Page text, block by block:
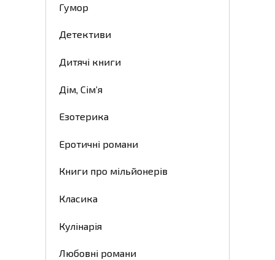
Гумор
Детективи
Дитячі книги
Дім, Сім’я
Езотерика
Еротичні романи
Книги про мільйонерів
Класика
Кулінарія
Любовні романи